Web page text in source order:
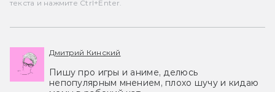
текста и нажмите Ctrl+Enter.
Дмитрий Кинский
Пишу про игры и аниме, делюсь
непопулярным мнением, плохо шучу и кидаю